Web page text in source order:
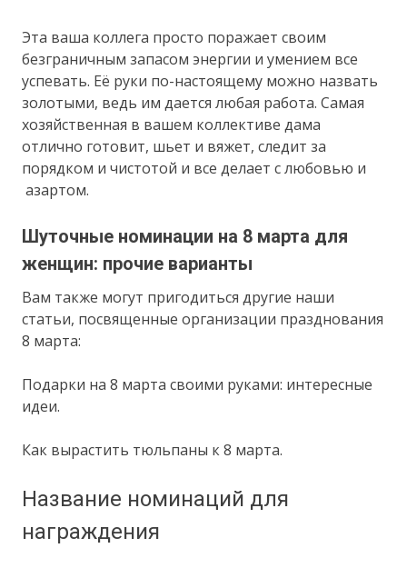
Эта ваша коллега просто поражает своим
безграничным запасом энергии и умением все
успевать. Её руки по-настоящему можно назвать
золотыми, ведь им дается любая работа. Самая
хозяйственная в вашем коллективе дама
отлично готовит, шьет и вяжет, следит за
порядком и чистотой и все делает с любовью и
азартом.
Шуточные номинации на 8 марта для
женщин: прочие варианты
Вам также могут пригодиться другие наши
статьи, посвященные организации празднования
8 марта:
Подарки на 8 марта своими руками: интересные
идеи.
Как вырастить тюльпаны к 8 марта.
Название номинаций для
награждения